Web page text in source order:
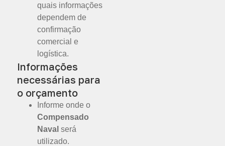
quais informações
dependem de
confirmação
comercial e
logística.
Informações
necessárias para
o orçamento
Informe onde o
Compensado
Naval será
utilizado.